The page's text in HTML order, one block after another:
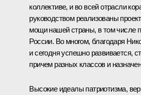
коллективе, и во всей отрасли
руководством реализованы
мощи нашей страны, в том числе
России. Во многом, благодаря
и сегодня успешно развивается,
причем разных классов и
Высокие идеалы патриотизма,